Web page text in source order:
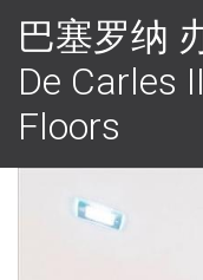
巴塞罗纳
De Carles
Floors